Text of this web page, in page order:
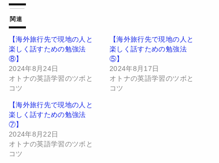
て
T
w
i
t
t
e
r
で
共
有
(
新
し
い
ウ
ィ
ン
ド
ウ
で
開
き
ま
す
有
す
る
ク
リ
ッ
て
く
だ
さ
(
新
し
関連
【海外旅行先で現地の人と
楽しく話すための勉強法
⑧】
2024年8月24日
オトナの英語学習のツボと
コツ
【海外旅行先で現地の人と
楽しく話すための勉強法
⑤】
2024年8月17日
オトナの英語学習のツボと
コツ
【海外旅行先で現地の人と
楽しく話すための勉強法
⑦】
2024年8月22日
オトナの英語学習のツボと
コツ